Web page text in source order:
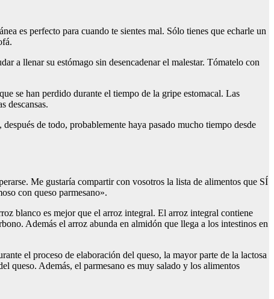
es perfecto para cuando te sientes mal. Sólo tienes que echarle un
a llenar su estómago sin desencadenar el malestar. Tómatelo con
se han perdido durante el tiempo de la gripe estomacal. Las
descansas.
de todo, probablemente haya pasado mucho tiempo desde
Me gustaría compartir con vosotros la lista de alimentos que SÍ
con queso parmesano».
blanco es mejor que el arroz integral. El arroz integral contiene
Además el arroz abunda en almidón que llega a los intestinos en
el proceso de elaboración del queso, la mayor parte de la lactosa
queso. Además, el parmesano es muy salado y los alimentos